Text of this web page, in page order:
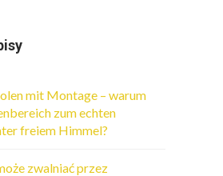
mit Montage – warum
zum echten
freiem Himmel?
zwalniać przez